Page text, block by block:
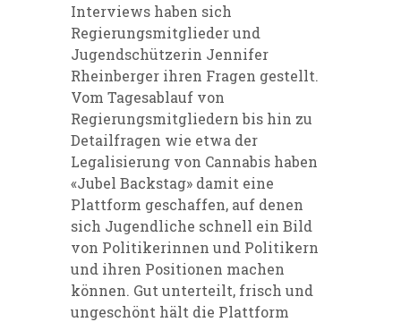
Interviews haben sich
Regierungsmitglieder und
Jugendschützerin Jennifer
Rheinberger ihren Fragen gestellt.
Vom Tagesablauf von
Regierungsmitgliedern bis hin zu
Detailfragen wie etwa der
Legalisierung von Cannabis haben
«Jubel Backstag» damit eine
Plattform geschaffen, auf denen
sich Jugendliche schnell ein Bild
von Politikerinnen und Politikern
und ihren Positionen machen
können. Gut unterteilt, frisch und
ungeschönt hält die Plattform